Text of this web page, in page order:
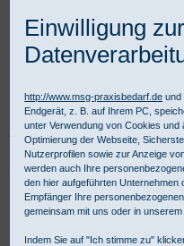
Praxisbedarf Shop Verbandmittel
Netzschlauchverbände
Einwilligung zur
http://www.msg-praxisbedarf.de und
Endgerät, z. B. auf Ihrem PC,
unter Verwendung von Cookies und
Optimierung der Webseite,
Nutzerprofilen sowie zur Anzeige
werden auch Ihre
den hier aufgeführten Unternehmen
Empfänger Ihre
gemeinsam mit uns oder in unserem
Indem Sie auf "Ich stimme zu"